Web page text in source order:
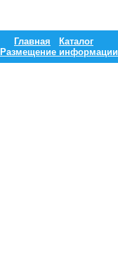
Главная
Каталог
Размещение информации